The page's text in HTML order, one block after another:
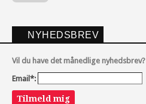
NYHEDSBREV
Vil du have det månedlige nyhedsbrev?
Email*:
Tilmeld mig